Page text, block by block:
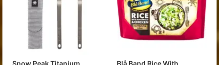
Snow Peak Titanium
Blå Band Rice With